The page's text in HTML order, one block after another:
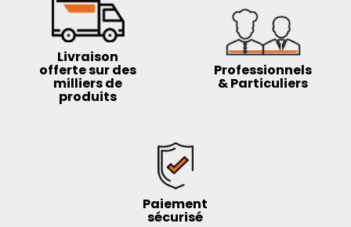
Livraison
offerte sur des
milliers de
produits
Professionnels
& Particuliers
Paiement
sécurisé